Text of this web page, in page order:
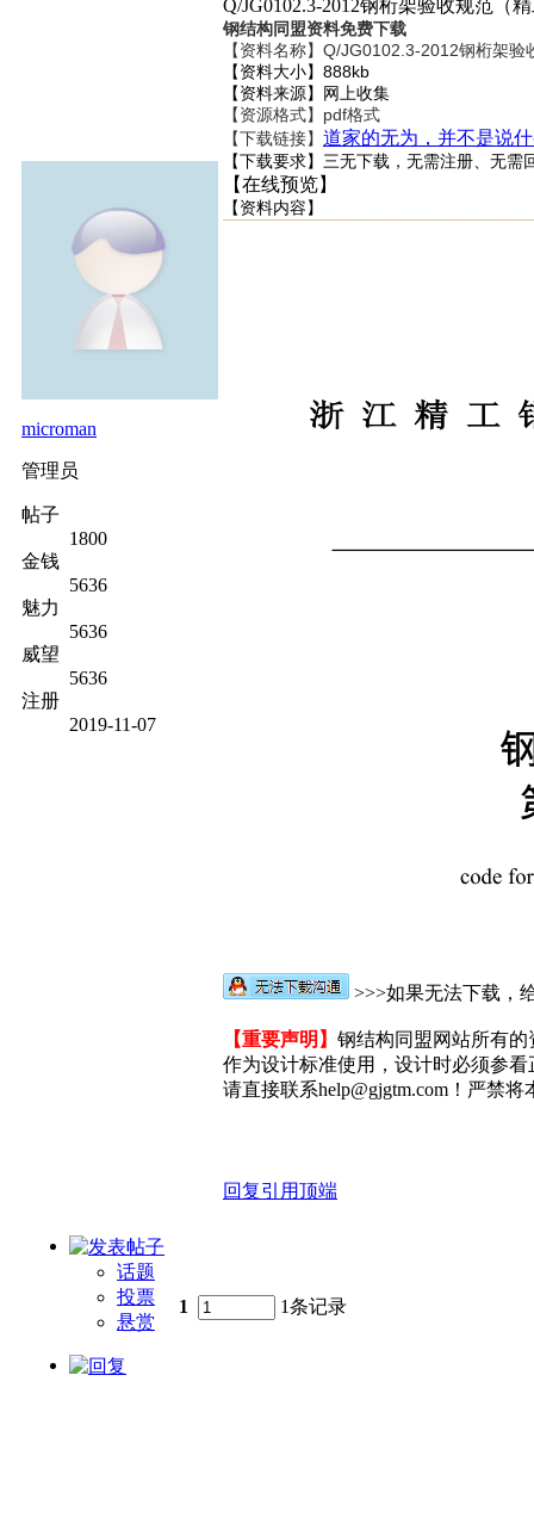
microman
管理员
帖子
1800
金钱
5636
魅力
5636
威望
5636
注册
2019-11-07
Q/JG0102.3-2012钢桁架验收规范（
钢结构同盟资料免费下载
【资料名称】 Q/JG0102.3-2012钢桁架验
【资料大小】888kb
【资料来源】网上收集
【资源格式】pdf格式
【下载链接】 道家的无为，并不是说
【下载要求】三无下载，无需注册、无需
【在线预览】
【资料内容】
>>>如果无法下载，
【重要声明】 钢结构同盟网站所有
作为设计标准使用，设计时必须参
请直接联系help@gjgtm.com！严禁
回复引用顶端
话题
投票
悬赏
1 1条记录